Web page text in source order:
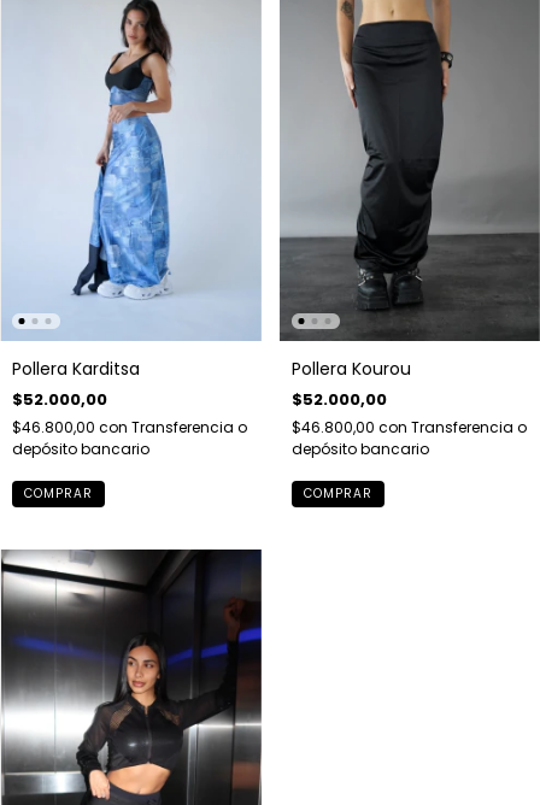
Pollera Karditsa
$52.000,00
$46.800,00 con Transferencia o
depósito bancario
COMPRAR
Pollera Kourou
$52.000,00
$46.800,00 con Transferencia o
depósito bancario
COMPRAR